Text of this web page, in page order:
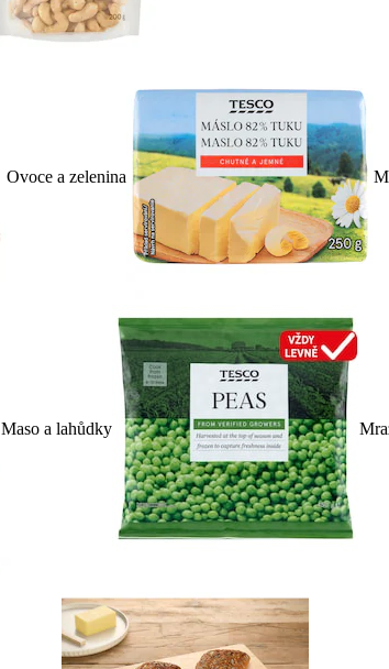
Ovoce a zelenina
Maso a lahůdky